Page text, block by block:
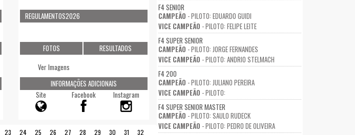
REGULAMENTOS2026
FOTOS
Ver Imagens
RESULTADOS
INFORMAÇÕES ADICIONAIS
Site
Facebook Instagram
23 24 25 26 27 28 29 30 31 32
F4 SENIOR
CAMPEÃO - PILOTO: EDUARDO GUIDI
VICE CAMPEÃO - PILOTO: FELIPE LEITE
F4 SUPER SENIOR
CAMPEÃO - PILOTO: JORGE FERNANDES
VICE CAMPEÃO - PILOTO: ANDRIO STELMACH
F4 200
CAMPEÃO - PILOTO: JULIANO PEREIRA
VICE CAMPEÃO - PILOTO:
F4 SUPER SENIOR MASTER
CAMPEÃO - PILOTO: SAULO RUDECK
VICE CAMPEÃO - PILOTO: PEDRO DE OLIVEIRA